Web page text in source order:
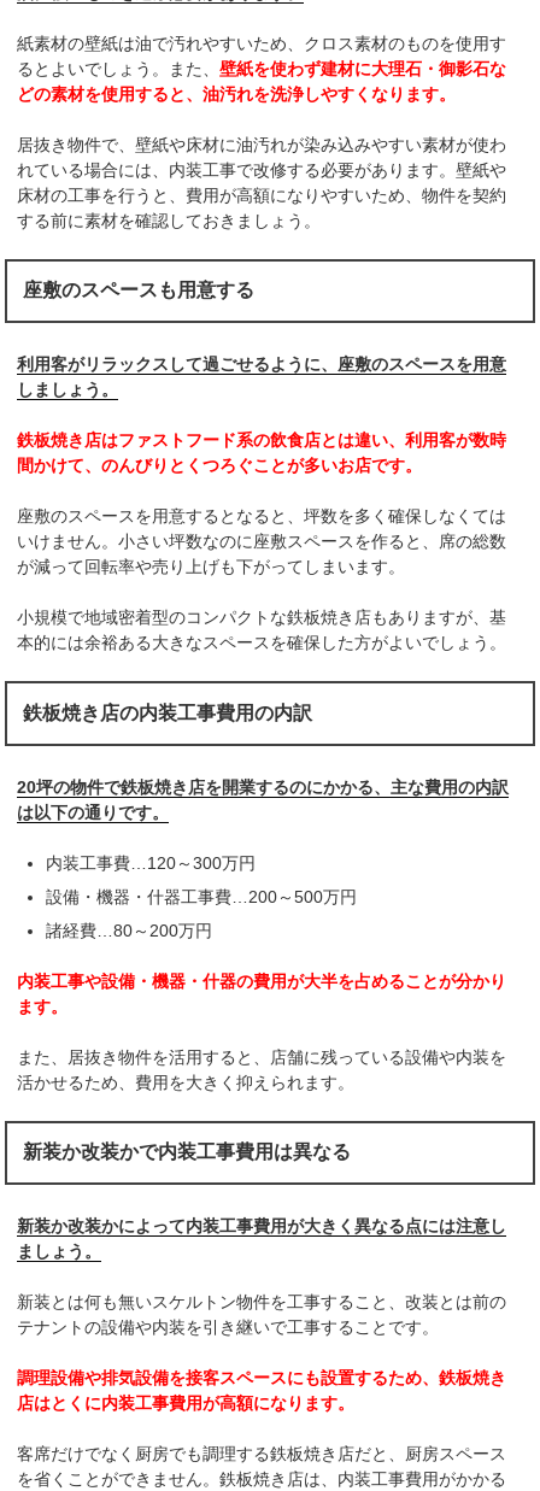
紙素材の壁紙は油で汚れやすいため、クロス素材のものを使用す
るとよいでしょう。また、壁紙を使わず建材に大理石・御影石な
どの素材を使用すると、油汚れを洗浄しやすくなります。
居抜き物件で、壁紙や床材に油汚れが染み込みやすい素材が使わ
れている場合には、内装工事で改修する必要があります。壁紙や
床材の工事を行うと、費用が高額になりやすいため、物件を契約
する前に素材を確認しておきましょう。
座敷のスペースも用意する
利用客がリラックスして過ごせるように、座敷のスペースを用意
しましょう。
鉄板焼き店はファストフード系の飲食店とは違い、利用客が数時
間かけて、のんびりとくつろぐことが多いお店です。
座敷のスペースを用意するとなると、坪数を多く確保しなくては
いけません。小さい坪数なのに座敷スペースを作ると、席の総数
が減って回転率や売り上げも下がってしまいます。
小規模で地域密着型のコンパクトな鉄板焼き店もありますが、基
本的には余裕ある大きなスペースを確保した方がよいでしょう。
鉄板焼き店の内装工事費用の内訳
20坪の物件で鉄板焼き店を開業するのにかかる、主な費用の内訳
は以下の通りです。
内装工事費…120～300万円
設備・機器・什器工事費…200～500万円
諸経費…80～200万円
内装工事や設備・機器・什器の費用が大半を占めることが分かり
ます。
また、居抜き物件を活用すると、店舗に残っている設備や内装を
活かせるため、費用を大きく抑えられます。
新装か改装かで内装工事費用は異なる
新装か改装かによって内装工事費用が大きく異なる点には注意し
ましょう。
新装とは何も無いスケルトン物件を工事すること、改装とは前の
テナントの設備や内装を引き継いで工事することです。
調理設備や排気設備を接客スペースにも設置するため、鉄板焼き
店はとくに内装工事費用が高額になります。
客席だけでなく厨房でも調理する鉄板焼き店だと、厨房スペース
を省くことができません。鉄板焼き店は、内装工事費用がかかる